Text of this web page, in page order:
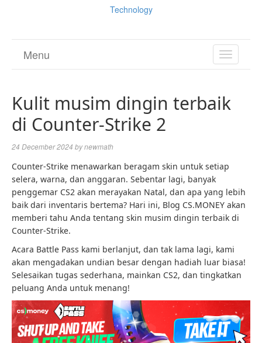
Technology
TOGGLE
Menu
Kulit musim dingin terbaik
di Counter-Strike 2
24 December 2024 bynewmath
Counter-Strike menawarkan beragam skin untuk setiap
selera, warna, dan anggaran. Sebentar lagi, banyak
penggemar CS2 akan merayakan Natal, dan apa yang lebih
baik dari inventaris bertema? Hari ini, Blog CS.MONEY akan
memberi tahu Anda tentang skin musim dingin terbaik di
Counter-Strike.
Acara Battle Pass kami berlanjut, dan tak lama lagi, kami
akan mengadakan undian besar dengan hadiah luar biasa!
Selesaikan tugas sederhana, mainkan CS2, dan tingkatkan
peluang Anda untuk menang!